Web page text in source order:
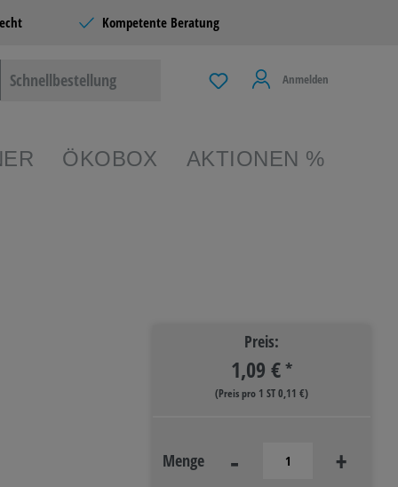
Kompetente Beratung
Schnellbestellung Anmelden
ÖKOBOX AKTIONEN %
& LIVING
Preis:
1,09 € *
(Preis pro 1 ST 0,11 €)
Menge - +